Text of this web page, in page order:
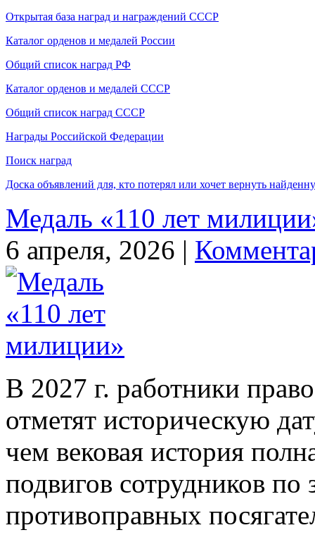
Открытая база наград и награждений СССР
Каталог орденов и медалей России
Общий список наград РФ
Каталог орденов и медалей СССР
Общий список наград СССР
Награды Российской Федерации
Поиск наград
Доска объявлений для, кто потерял или хочет вернуть
Медаль «110 лет
6 апреля, 2026 |
В 2027 г. работники
отметят историческую
чем вековая история
подвигов сотрудников
противоправных